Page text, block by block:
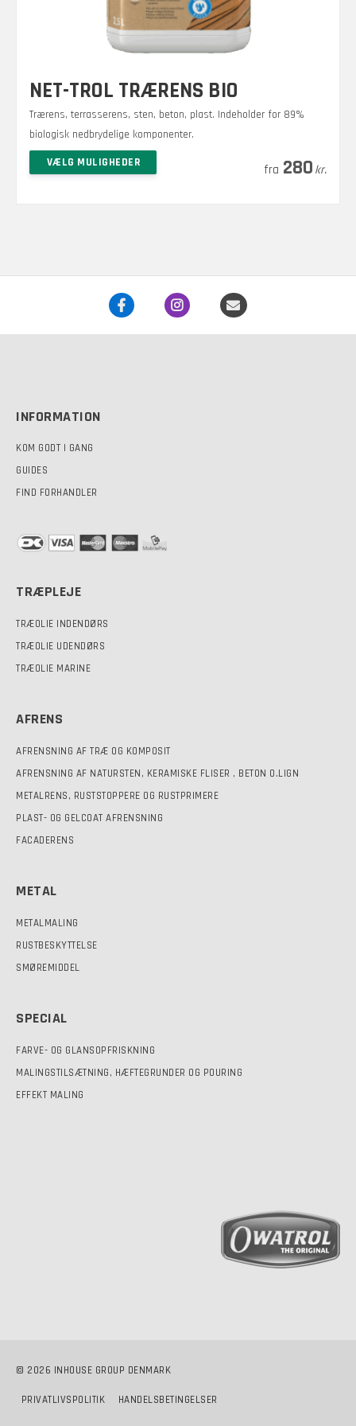
NET-TROL TRÆRENS BIO
Trærens, terrasserens, sten, beton, plast. Indeholder for 89%
biologisk nedbrydelige komponenter.
280kr.
VÆLG MULIGHEDER
Dette
vare
kan
vælges
på
varesiden
INFORMATION
KOM GODT I GANG
GUIDES
FIND FORHANDLER
TRÆPLEJE
TRÆOLIE INDENDØRS
TRÆOLIE UDENDØRS
TRÆOLIE MARINE
AFRENS
AFRENSNING AF TRÆ OG KOMPOSIT
AFRENSNING AF NATURSTEN, KERAMISKE FLISER , BETON O.LIGN
METALRENS, RUSTSTOPPERE OG RUSTPRIMERE
PLAST- OG GELCOAT AFRENSNING
FACADERENS
METAL
METALMALING
RUSTBESKYTTELSE
SMØREMIDDEL
SPECIAL
FARVE- OG GLANSOPFRISKNING
MALINGSTILSÆTNING, HÆFTEGRUNDER OG POURING
EFFEKT MALING
© 2026 INHOUSE GROUP DENMARK
PRIVATLIVSPOLITIK HANDELSBETINGELSER